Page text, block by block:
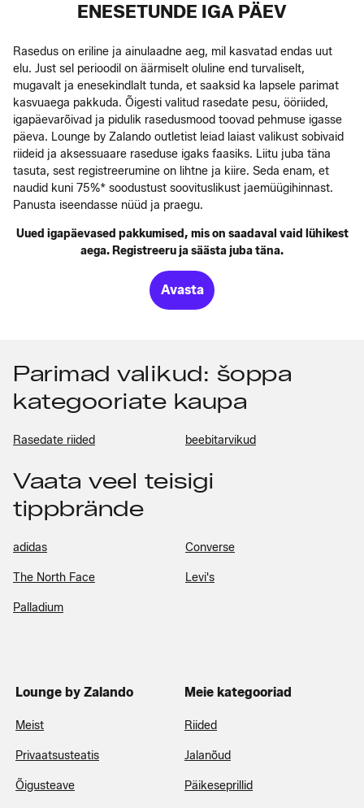
ENESETUNDE IGA PÄEV
Rasedus on eriline ja ainulaadne aeg, mil kasvatad endas uut
elu. Just sel perioodil on äärmiselt oluline end turvaliselt,
mugavalt ja enesekindlalt tunda, et saaksid ka lapsele parimat
kasvuaega pakkuda. Õigesti valitud rasedate pesu, ööriided,
igapäevarõivad ja pidulik rasedusmood toovad pehmuse igasse
päeva. Lounge by Zalando outletist leiad laiast valikust sobivaid
riideid ja aksessuaare raseduse igaks faasiks. Liitu juba täna
tasuta, sest registreerumine on lihtne ja kiire. Seda enam, et
naudid kuni 75%* soodustust soovituslikust jaemüügihinnast.
Panusta iseendasse nüüd ja praegu.
Uued igapäevased pakkumised, mis on saadaval vaid lühikest
aega. Registreeru ja säästa juba täna.
Avasta
Parimad valikud: šoppa
kategooriate kaupa
Rasedate riided beebitarvikud
Vaata veel teisigi
tippbrände
adidas Converse
The North Face Levi's
Palladium
Lounge by Zalando
Meist
Privaatsusteatis
Õigusteave
Meie kategooriad
Riided
Jalanõud
Päikeseprillid